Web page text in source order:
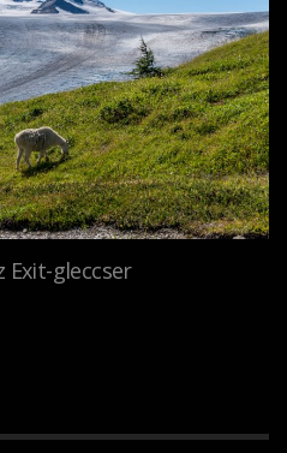
Exit-gleccser